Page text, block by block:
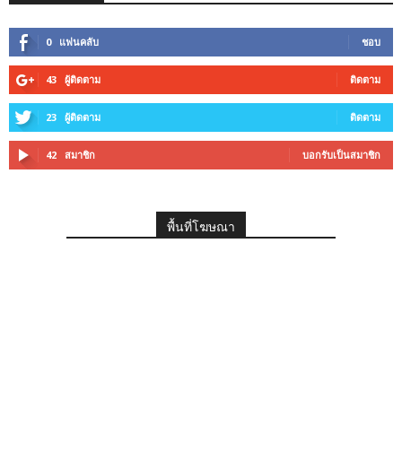
0 แฟนคลับ ชอบ
43 ผู้ติดตาม ติดตาม
23 ผู้ติดตาม ติดตาม
42 สมาชิก บอกรับเป็นสมาชิก
พื้นที่โฆษณา